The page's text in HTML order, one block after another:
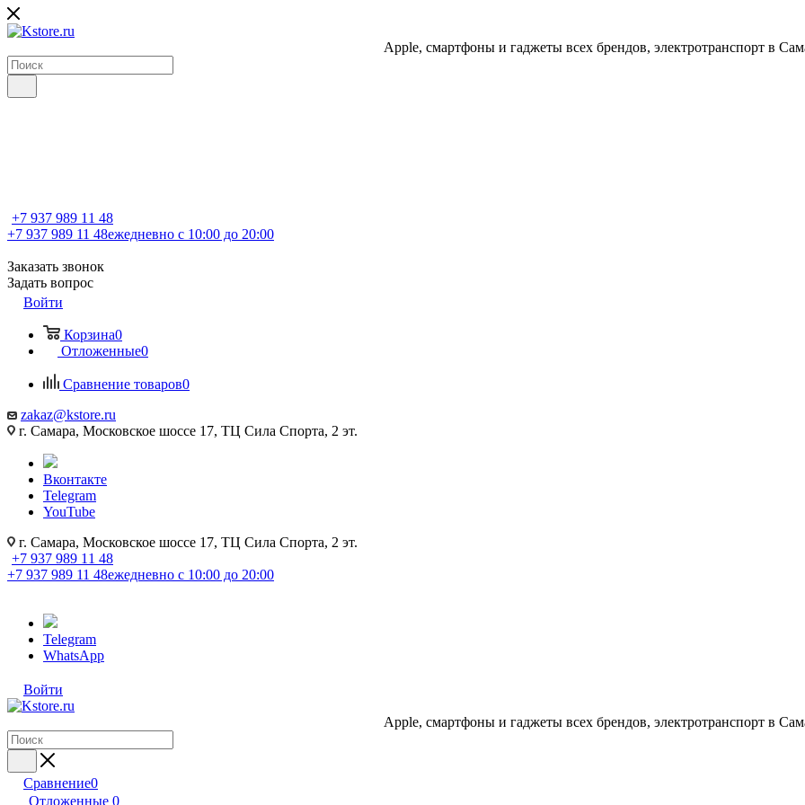
Apple, cмартфоны и гаджеты всех брендов, электротранспорт в
+7 937 989 11 48
+7 937 989 11 48ежедневно с 10:00 до 20:00
Заказать звонок
Задать вопрос
Войти
Корзина0
Отложенные0
Сравнение товаров0
zakaz@kstore.ru
г. Самара, Московское шоссе 17, ТЦ Сила Спорта, 2 эт.
Вконтакте
Telegram
YouTube
г. Самара, Московское шоссе 17, ТЦ Сила Спорта, 2 эт.
+7 937 989 11 48
+7 937 989 11 48ежедневно с 10:00 до 20:00
Telegram
WhatsApp
Войти
Apple, cмартфоны и гаджеты всех брендов, электротранспорт в
Сравнение0
Отложенные 0